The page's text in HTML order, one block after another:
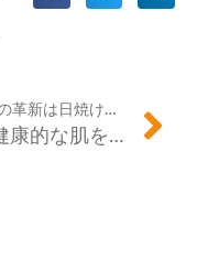
これらの革新は日焼け止めを超えて使用できますか？
より健康的な肌を担当してください